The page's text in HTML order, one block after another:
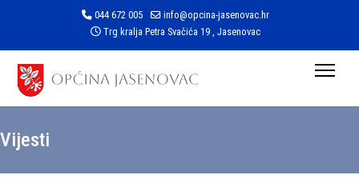
044 672 005
info@opcina-jasenovac.hr
Trg kralja Petra Svačića 19 , Jasenovac
Vijesti